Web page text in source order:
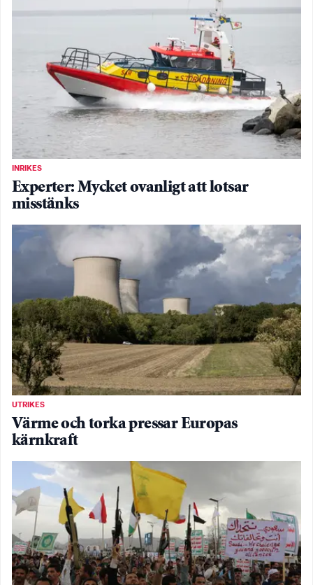
INRIKES
Experter: Mycket ovanligt att lotsar
misstänks
UTRIKES
Värme och torka pressar Europas
kärnkraft